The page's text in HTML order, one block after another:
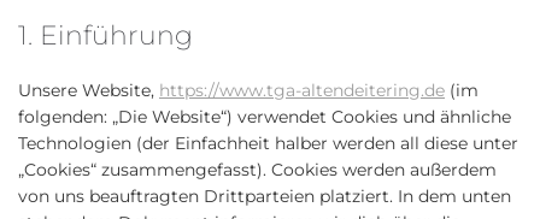
1. Einführung
Unsere Website, https://www.tga-altendeitering.de (im
folgenden: „Die Website“) verwendet Cookies und ähnliche
Technologien (der Einfachheit halber werden all diese unter
„Cookies“ zusammengefasst). Cookies werden außerdem
von uns beauftragten Drittparteien platziert. In dem unten